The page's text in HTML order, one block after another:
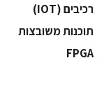
‫רכיבים‬ (IOT)
‫תוכנות משובצות‬
‫‪FPGA‬‬